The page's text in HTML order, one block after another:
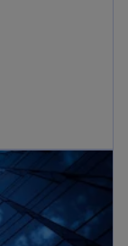
新しいタブで開く